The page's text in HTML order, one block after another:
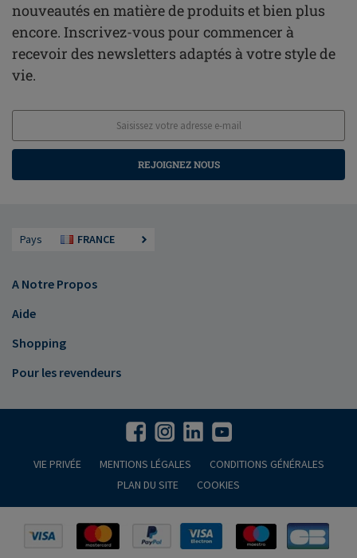
nouveautés en matière de produits et bien plus
encore. Inscrivez-vous pour commencer à
recevoir des newsletters adaptés à votre style de
vie.
REJOIGNEZ NOUS
Pays FRANCE
A Notre Propos
Aide
Shopping
Pour les revendeurs
VIE PRIVÉE MENTIONS LÉGALES
CONDITIONS GÉNÉRALES
PLAN DU SITE
COOKIES